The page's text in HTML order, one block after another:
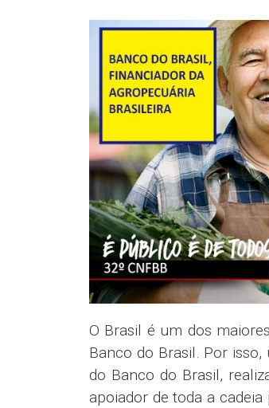
O Brasil é um dos
Banco do Brasil. Por
do Banco do Brasil,
apoiador de toda a